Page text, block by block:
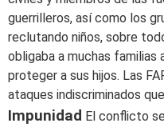
guerrilleros, así como los
reclutando niños, sobre
obligaba a muchas familias
proteger a sus hijos. Las
ataques indiscriminados
Impunidad El conflicto